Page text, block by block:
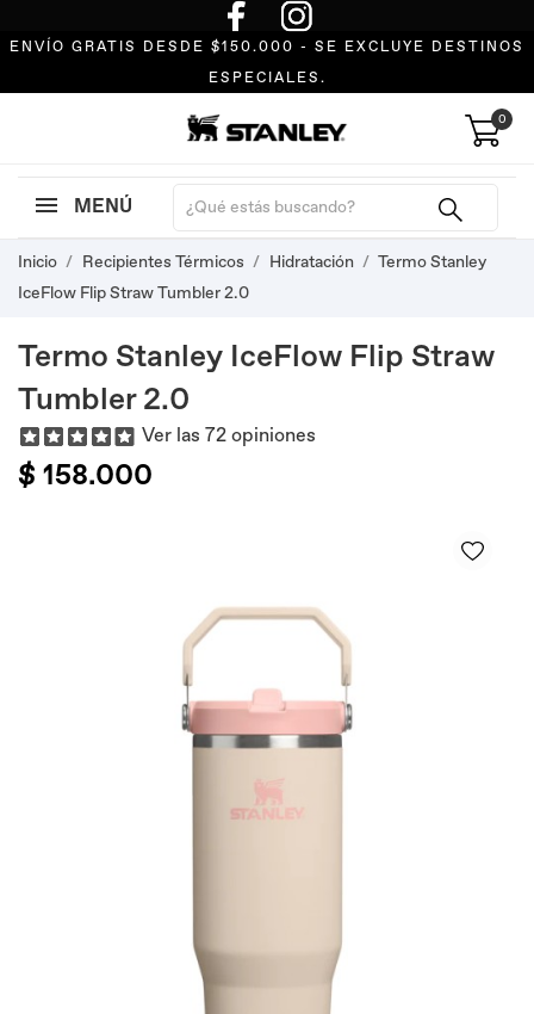
ENVÍO GRATIS DESDE $150.000 - SE EXCLUYE DESTINOS
ESPECIALES.
0
MENÚ
Inicio Recipientes Térmicos Hidratación
Termo Stanley
IceFlow Flip Straw Tumbler 2.0
Termo Stanley IceFlow Flip Straw
Tumbler 2.0
Ver las 72 opiniones
$ 158.000